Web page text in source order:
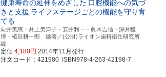
健康寿命の延伸をめざした 口腔機能への気づ
きと支援 ライフステージごとの機能を守り育
てる
向井美惠・井上美津子・安井利一・眞木吉信・深井穫
博・植田耕一郎 編著／(公財)ライオン歯科衛生研究所
編
定価 4,180円 2014年11月発行
注文コード：421980 ISBN978-4-263-42198-7